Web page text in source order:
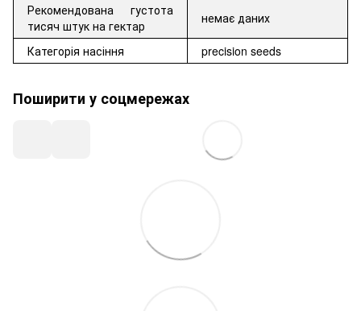
Рекомендована густота
тисяч штук на гектар
немає даних
Категорія насіння precision seeds
Поширити у соцмережах